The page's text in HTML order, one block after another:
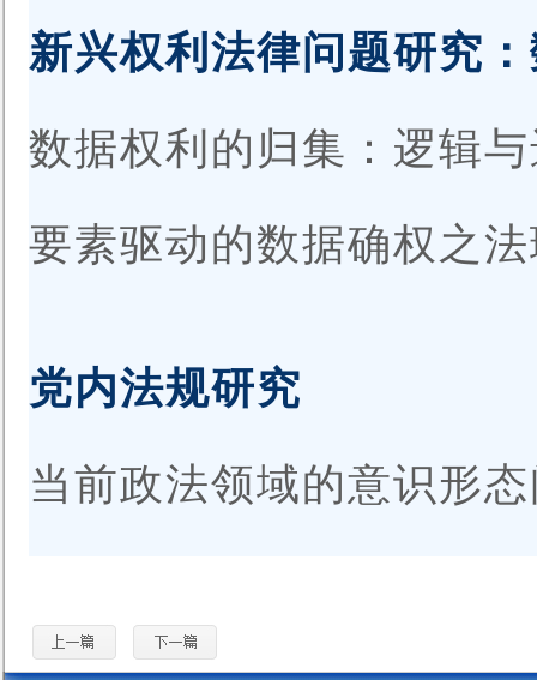
新兴权利法律问题研究
数据权利的归集：逻辑
要素驱动的数据确权之
党内法规研究
当前政法领域的意识形